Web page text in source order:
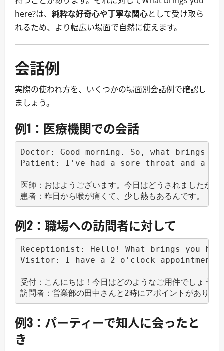
here?は、 純粋な好奇心や丁寧な関心として受け取ら
れるため、より幅広い場面で自然に使えます。
会話例
実際の使われ方を、いくつかの場面別会話例で確認し
ましょう。
例1：医療機関での会話
Doctor: Good morning. So, what brings
Patient: I've had a sore throat and a
医師：おはようございます。今日はどうされましたか？
例2：職場への訪問者に対して
Receptionist: Hello! What brings you
Visitor: I have a 2 o'clock appointment
受付：こんにちは！今日はどのようなご用件でしょうか
例3：パーティーで知人に会ったと
き